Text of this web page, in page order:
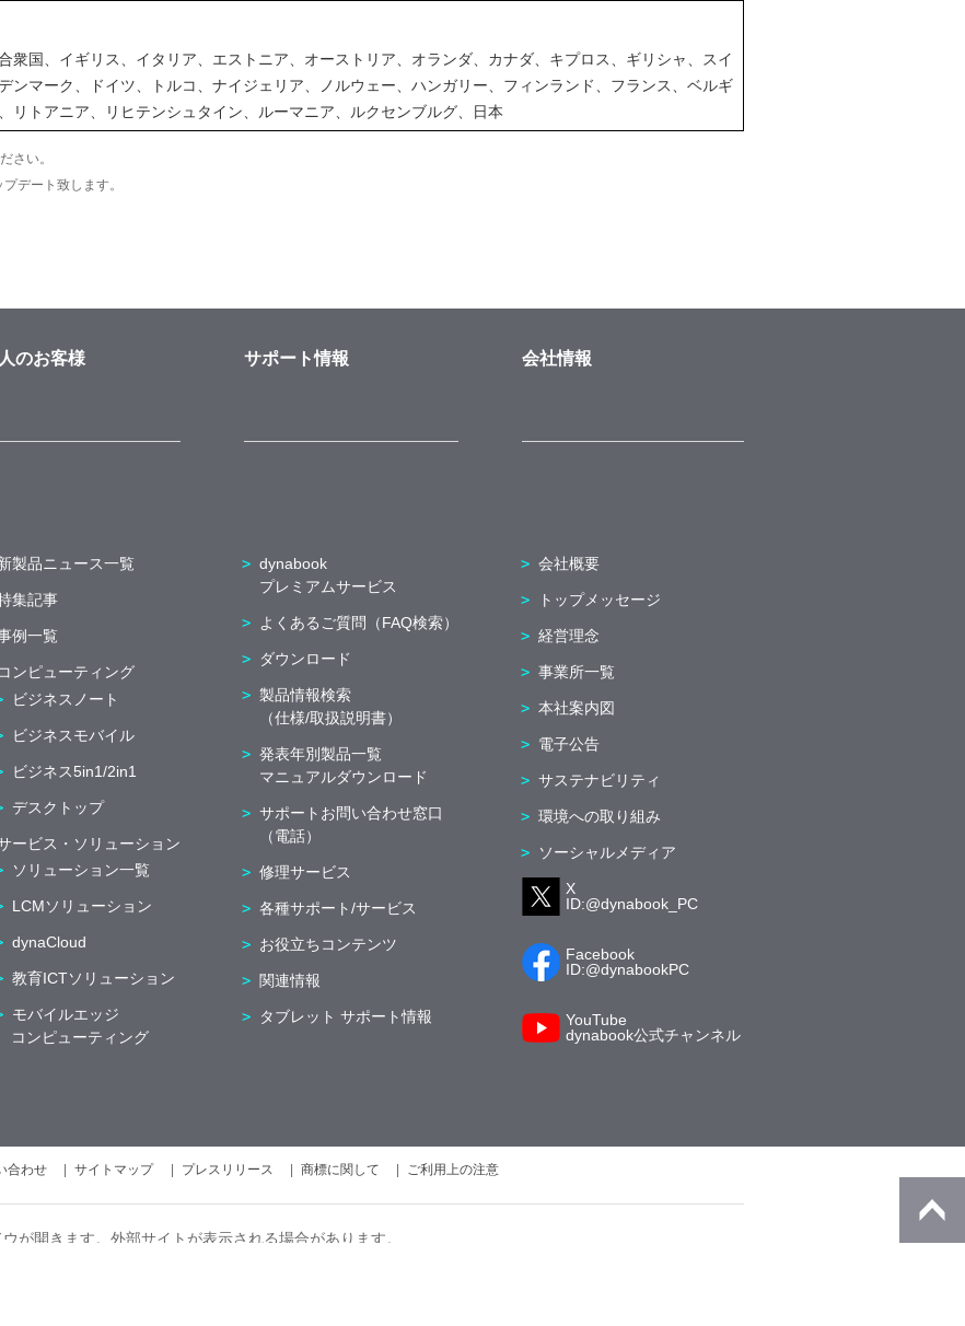
衆国、イギリス、イタリア、エストニア、オーストリア、オランダ、カナダ、キプロス、ギリシャ、スイ
ンマーク、ドイツ、トルコ、ナイジェリア、ノルウェー、ハンガリー、フィンランド、フランス、ベルギ
リトアニア、リヒテンシュタイン、ルーマニア、ルクセンブルグ、日本
さい。
デート致します。
のお客様
製品ニュース一覧
集記事
例一覧
コンピューティング
ビジネスノート
ビジネスモバイル
ビジネス5in1/2in1
デスクトップ
ービス・ソリューション
ソリューション一覧
LCMソリューション
dynaCloud
教育ICTソリューション
モバイルエッジ
コンピューティング
サポート情報
dynabook
プレミアムサービス
よくあるご質問（FAQ検索）
ダウンロード
製品情報検索
（仕様/取扱説明書）
発表年別製品一覧
マニュアルダウンロード
サポートお問い合わせ窓口
（電話）
修理サービス
各種サポート/サービス
お役立ちコンテンツ
関連情報
タブレット サポート情報
会社情報
会社概要
トップメッセージ
経営理念
事業所一覧
本社案内図
電子公告
サステナビリティ
環境への取り組み
ソーシャルメディア
X
ID:@dynabook_PC
Facebook
ID:@dynabookPC
YouTube
dynabook公式チャンネル
合わせ サイトマップ プレスリリース 商標に関して ご利用上の注意
が開きます。外部サイトが表示される場合があります。